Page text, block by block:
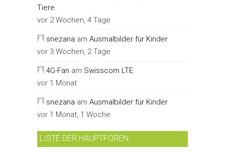
Tiere
vor 2 Wochen, 4 Tage
snezana am Ausmalbilder für Kinder
vor 3 Wochen, 2 Tage
4G-Fan am Swisscom LTE
vor 1 Monat
snezana am Ausmalbilder für Kinder
vor 1 Monat, 1 Woche
LISTE DER HAUPTFOREN